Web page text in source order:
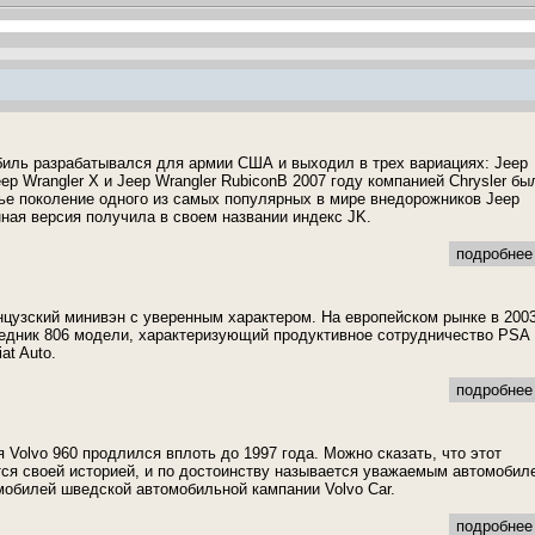
разрабатывался для армии США и выходил в трех вариациях: Jeep
Wrangler X и Jeep Wrangler RubiconВ 2007 году компанией Chrysler
поколение одного из самых популярных в мире внедорожников Jeep
версия получила в своем названии индекс JK.
минивэн с уверенным характером. На европейском рынке в
806 модели, характеризующий продуктивное сотрудничество PSA
Auto.
Volvo 960 продлился вплоть до 1997 года. Можно сказать, что этот
своей историей, и по достоинству называется уважаемым
шведской автомобильной кампании Volvo Car.